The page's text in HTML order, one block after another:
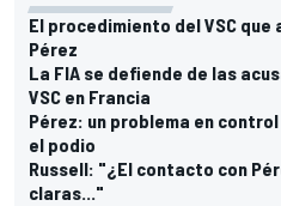
El procedimiento del VSC
Pérez
La FIA se defiende de las
VSC en Francia
Pérez: un problema en
el podio
Russell: "¿El contacto con
claras..."